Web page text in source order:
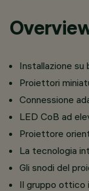
Installazione su
Proiettori
Connessione
LED CoB ad
Proiettore
La tecnologia
Gli snodi del
Il gruppo ottico